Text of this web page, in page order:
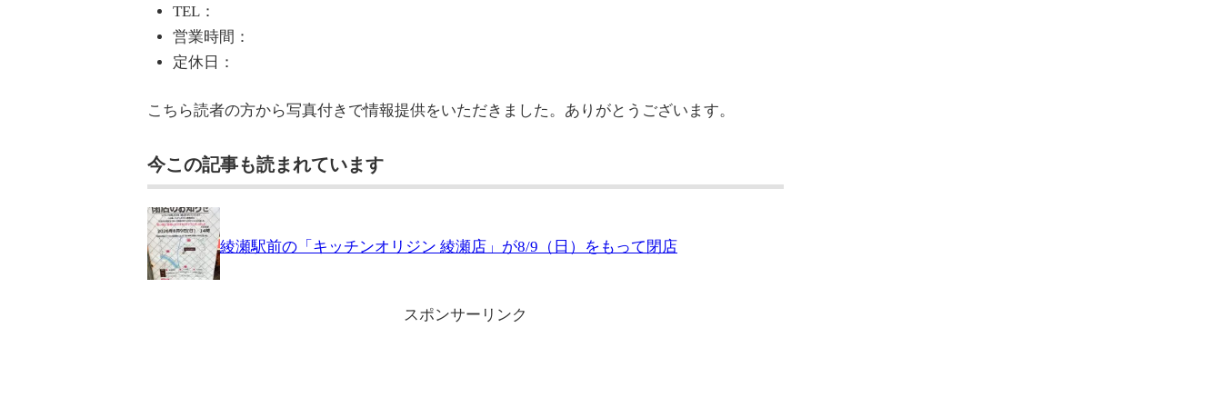
TEL：
営業時間：
定休日：
こちら読者の方から写真付きで情報提供をいただきました。ありがとうございます。
今この記事も読まれています
綾瀬駅前の「キッチンオリジン 綾瀬店」が8/9（日）をもって閉店
スポンサーリンク